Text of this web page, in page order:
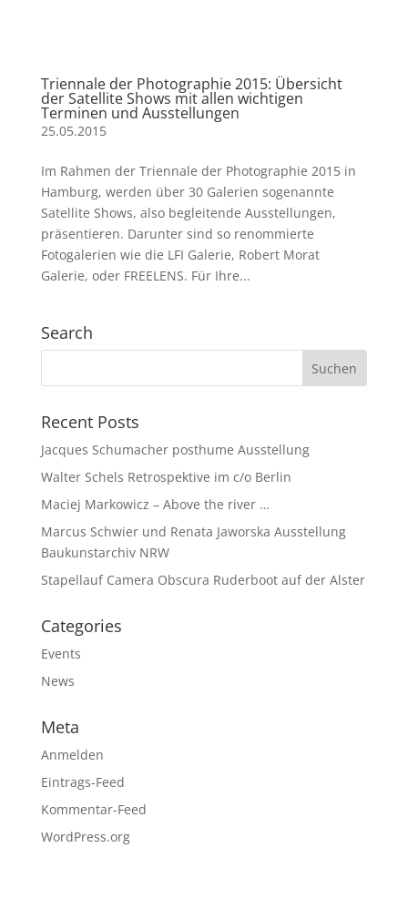
Triennale der Photographie 2015: Übersicht
der Satellite Shows mit allen wichtigen
Terminen und Ausstellungen
25.05.2015
Im Rahmen der Triennale der Photographie 2015 in
Hamburg, werden über 30 Galerien sogenannte
Satellite Shows, also begleitende Ausstellungen,
präsentieren. Darunter sind so renommierte
Fotogalerien wie die LFI Galerie, Robert Morat
Galerie, oder FREELENS. Für Ihre...
Search
Recent Posts
Jacques Schumacher posthume Ausstellung
Walter Schels Retrospektive im c/o Berlin
Maciej Markowicz – Above the river …
Marcus Schwier und Renata Jaworska Ausstellung
Baukunstarchiv NRW
Stapellauf Camera Obscura Ruderboot auf der Alster
Categories
Events
News
Meta
Anmelden
Eintrags-Feed
Kommentar-Feed
WordPress.org